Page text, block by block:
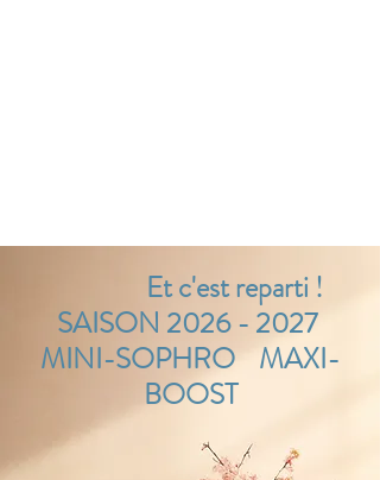
Et c'est reparti !
SAISON 2026 - 2027
MINI-SOPHRO MAXI-
BOOST